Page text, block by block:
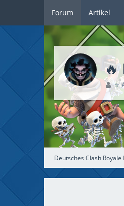
Forum Artikel
Deutsches Clash Royale
🔥
⭐